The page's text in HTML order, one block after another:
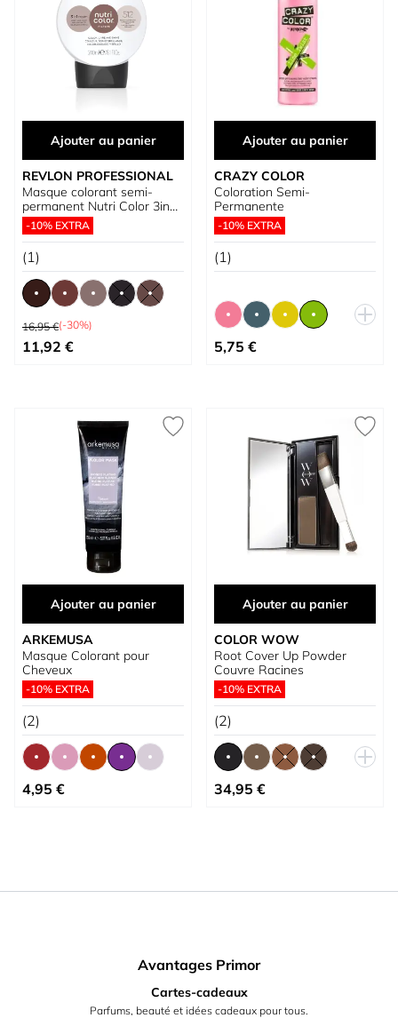
Ajouter au panier
REVLON PROFESSIONAL
Masque colorant semi-
permanent Nutri Color 3in1
Cream Toning Filters
-10% EXTRA
(1)
Prix normal
16,95 €(-30%)
À partir de
11,92 €
Ajouter au panier
CRAZY COLOR
Coloration Semi-
Permanente
-10% EXTRA
(1)
À partir de
5,75 €
Ajouter au panier
ARKEMUSA
Masque Colorant pour
Cheveux
-10% EXTRA
(2)
À partir de
4,95 €
Ajouter au panier
COLOR WOW
Root Cover Up Powder
Couvre Racines
-10% EXTRA
(2)
À partir de
34,95 €
Avantages Primor
Cartes-cadeaux
Parfums, beauté et idées cadeaux pour tous.